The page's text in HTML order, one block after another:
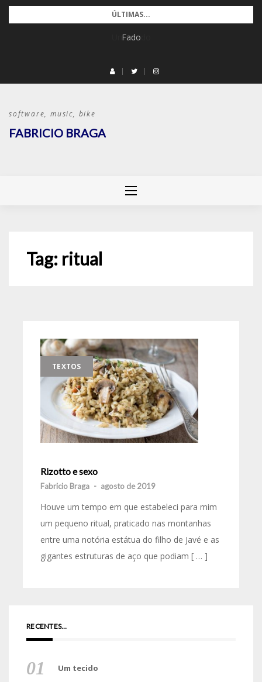
Pular
para
ÚLTIMAS...
Um tecido
Fado
software, music, bike
FABRICIO BRAGA
Tag: ritual
TEXTOS
Rizotto e sexo
Fabricio Braga - agosto de 2019
Houve um tempo em que estabeleci para mim
um pequeno ritual, praticado nas montanhas
entre uma notória estátua do filho de Javé e as
gigantes estruturas de aço que podiam [ … ]
RECENTES…
Um tecido